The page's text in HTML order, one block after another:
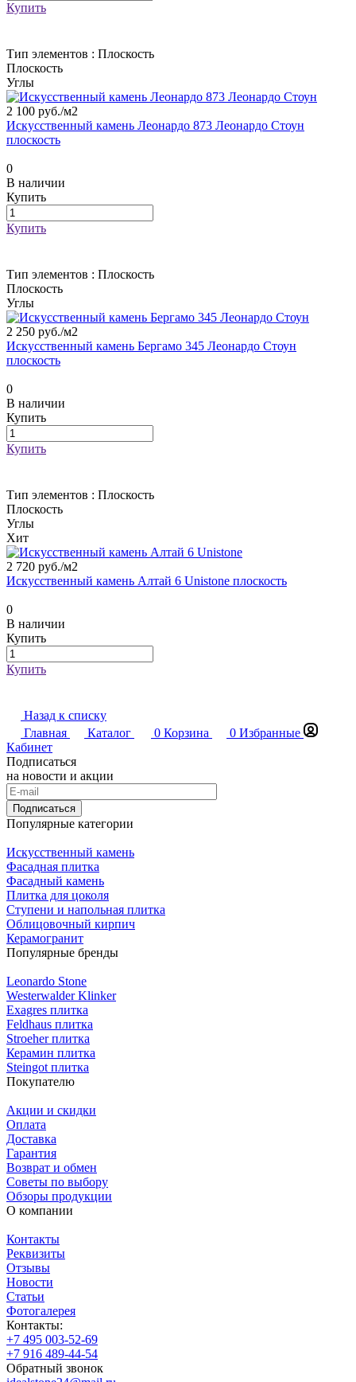
Купить
Тип элементов : Плоскость
Плоскость
Углы
2 100 руб./м2
Искусственный камень Леонардо 873 Леонардо Стоун
плоскость
0
В наличии
Купить
Купить
Тип элементов : Плоскость
Плоскость
Углы
2 250 руб./м2
Искусственный камень Бергамо 345 Леонардо Стоун
плоскость
0
В наличии
Купить
Купить
Тип элементов : Плоскость
Плоскость
Углы
Хит
2 720 руб./м2
Искусственный камень Алтай 6 Unistone плоскость
0
В наличии
Купить
Купить
Назад к списку
Главная
Каталог 0 Корзина 0 Избранные
Кабинет
Подписаться
на новости и акции
Подписаться
Популярные категории
Искусственный камень
Фасадная плитка
Фасадный камень
Плитка для цоколя
Ступени и напольная плитка
Облицовочный кирпич
Керамогранит
Популярные бренды
Leonardo Stone
Westerwalder Klinker
Exagres плитка
Feldhaus плитка
Stroeher плитка
Керамин плитка
Steingot плитка
Покупателю
Акции и скидки
Оплата
Доставка
Гарантия
Возврат и обмен
Советы по выбору
Обзоры продукции
О компании
Контакты
Реквизиты
Отзывы
Новости
Статьи
Фотогалерея
Контакты:
+7 495 003-52-69
+7 916 489-44-54
Обратный звонок